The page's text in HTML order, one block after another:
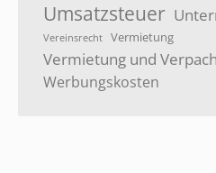
Umsatzsteuer
Vereinsrecht Vermietung
Vermietung und
Werbungskosten